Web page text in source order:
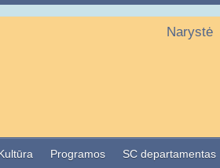
Narystė
Programos SC departamentas